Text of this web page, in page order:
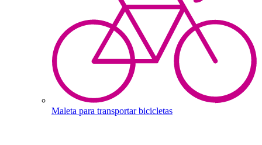
Maleta para transportar bicicletas